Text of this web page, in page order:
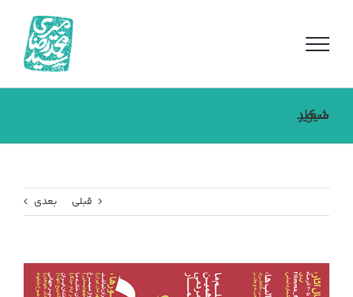
شکار دیو سفید
قبلی بعدی
مشاهده
تصویر